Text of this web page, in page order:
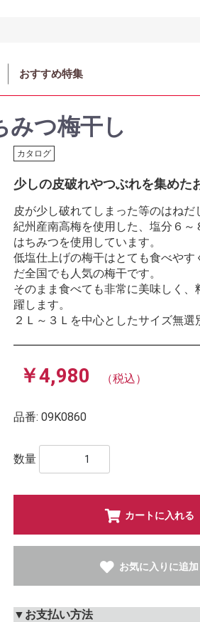
おすすめ特集
みつ梅干し
カタログ
少しの皮破れやつぶれを集めた
皮が少し破れてしまった等のはねだ
紀州産南高梅を使用した、塩分６
はちみつを使用しています。
低塩仕上げの梅干はとても食べや
だ全国でも人気の梅干です。
そのまま食べても非常に美味しく
躍します。
２Ｌ～３Ｌを中心としたサイズ無選
￥4,980 （税込）
品番: 09K0860
数量
カートに入れる
お気に入りに追加
▼お支払い方法